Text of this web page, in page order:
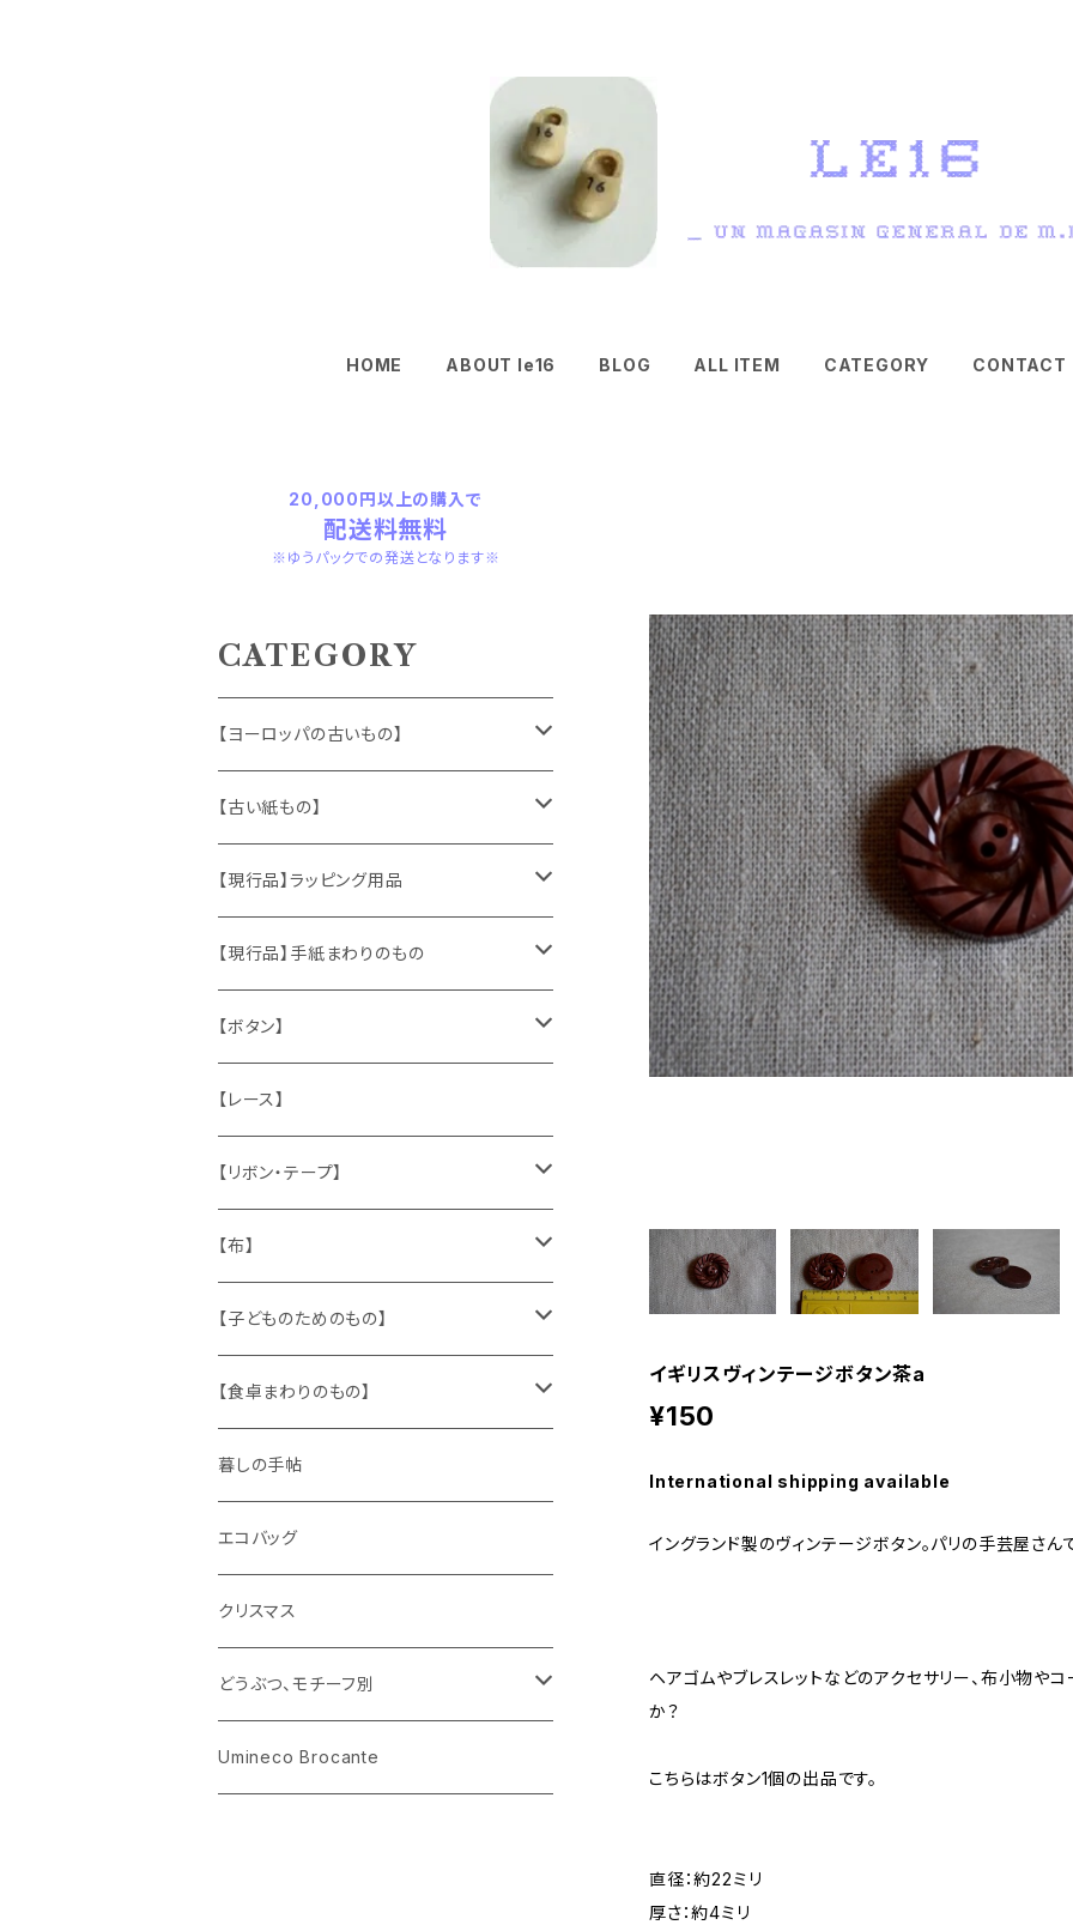
HOME ABOUT le16 BLOG ALL ITEM CATEGORY CONTACT
イギリスヴィンテージボタン茶a
¥150
International shipping available
イングランド製のヴィンテージボタン。パリの手芸屋さん
ヘアゴムやブレスレットなどのアクセサリー、布小物や
か？
こちらはボタン1個の出品です。
直径：約22ミリ
厚さ：約4ミリ
20,000円以上の購入で
配送料無料
※ゆうパックでの発送となります※
CATEGORY
【ヨーロッパの古いもの】
ヴィンテージアクセサリー
おもちゃ、ぬいぐるみ
くま、テディベア
うさぎ
キャラクター
ピノキオ
ヴィンテージファブリック
ハンドメイド製品
お部屋に飾るもの
メタル製品
缶、箱
陶磁器
文房具
木製品
ミニチュア、ドールハウス
【古い紙もの】
切手、FDC
ポストカード、カレンダー
マッチラベル、食品ラベル
蔵書票、荷札、ビュバー、伝票
シール、ステッカー、クロモス
袋、箱、ナプキン、コースター
パズル、ゲーム
古本、古雑誌、古えほん
古レコード
古せっけん
ラッピングペーパー、壁紙
【現行品】ラッピング用品
伝票、タグ、シール
袋、ラッピングペーパー
ひも、テープ
【現行品】手紙まわりのもの
封筒、ポストカード
切手
スタンプ
文房具
【ボタン】
木
貝
メタル
ガラス
プラスチック
紙
【レース】
【リボン・テープ】
チロルテープ・イニシャルテープ
トリム
ワッペン
【布】
キッチンクロス、ナプキン
ニット
布地
【子どものためのもの】
身に着けるもの
【食卓まわりのもの】
ガラス
花びん
小物入れ
陶磁器
カップアンドソーサー
プレート
木製品
ホーロー
メタル
暮しの手帖
エコバッグ
クリスマス
どうぶつ、モチーフ別
くま、ベア
Umineco Brocante